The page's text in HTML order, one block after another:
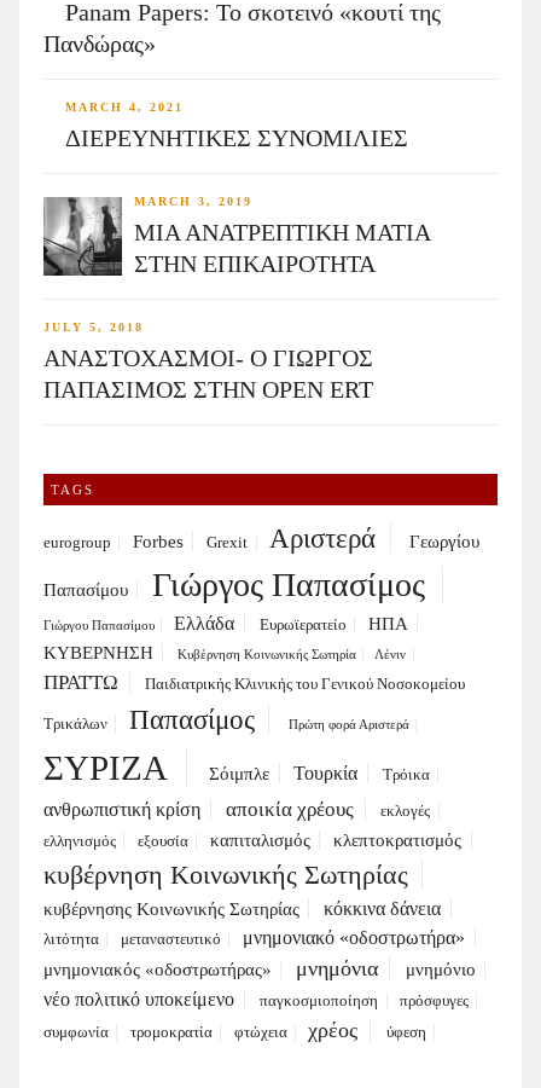
Panam Papers: Το σκοτεινό «κουτί της
Πανδώρας»
MARCH 4, 2021
ΔΙΕΡΕΥΝΗΤΙΚΕΣ ΣΥΝΟΜΙΛΙΕΣ
MARCH 3, 2019
ΜΙΑ ΑΝΑΤΡΕΠΤΙΚΗ ΜΑΤΙΑ
ΣΤΗΝ ΕΠΙΚΑΙΡΟΤΗΤΑ
JULY 5, 2018
ΑΝΑΣΤΟΧΑΣΜΟΙ- Ο ΓΙΩΡΓΟΣ
ΠΑΠΑΣΙΜΟΣ ΣΤΗΝ OPEN ERT
TAGS
eurogroup Forbes Grexit Αριστερά Γεωργίου
Παπασίμου Γιώργος Παπασίμος
Γιώργου Παπασίμου Ελλάδα Ευρωϊερατείο
ΗΠΑ
ΚΥΒΕΡΝΗΣΗ
Κυβέρνηση Κοινωνικής Σωτηρία Λένιν
ΠΡΑΤΤΩ Παιδιατρικής Κλινικής του Γενικού Νοσοκομείου
Τρικάλων Παπασίμος Πρώτη φορά Αριστερά
ΣΥΡΙΖΑ Σόιμπλε Τουρκία Τρόικα
ανθρωπιστική κρίση αποικία χρέους
εκλογές
ελληνισμός
εξουσία καπιταλισμός κλεπτοκρατισμός
κυβέρνηση Κοινωνικής Σωτηρίας
κυβέρνησης Κοινωνικής Σωτηρίας κόκκινα δάνεια
λιτότητα μεταναστευτικό μνημονιακό «οδοστρωτήρα»
μνημονιακός «οδοστρωτήρας» μνημόνια μνημόνιο
νέο πολιτικό υποκείμενο παγκοσμιοποίηση
πρόσφυγες
συμφωνία
τρομοκρατία φτώχεια χρέος ύφεση